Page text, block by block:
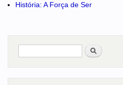
História: A Força de Ser
Pesquisar